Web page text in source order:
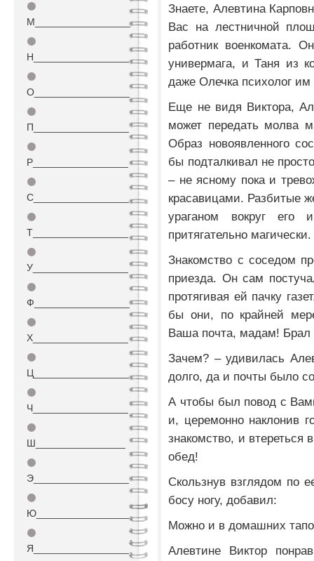
⚫
М_________________
⚫
Н_________________
⚫
О_________________
⚫
П_________________
⚫
Р_________________
⚫
С_________________
⚫
Т_________________
⚫
У_________________
⚫
Ф_________________
⚫
Х_________________
⚫
Ц_________________
⚫
Ч_________________
⚫
Ш________________
⚫
Э_________________
⚫
Ю_________________
⚫
Я_________________
Знаете, Алевтина
Вас на лестничной
работник военкомата.
универмага, и Таня из
даже Олечка психолог им
Еще не видя Виктора,
может передать молва
Образ новоявленного
бы подталкивал не
– не ясному пока и
красавицами. Разбитые
ураганом вокруг его
притягательно магически.
Знакомство с соседом
приезда. Он сам
протягивая ей пачку
бы они, по крайней
Ваша почта, мадам! Брал
Зачем? – удивилась
долго, да и почты было
А чтобы был повод с
и, церемонно наклонив
знакомство, и втереться
обед!
Скользнув взглядом по
босу ногу, добавил:
Можно и в домашних
Алевтине Виктор